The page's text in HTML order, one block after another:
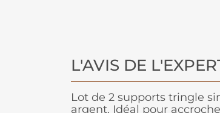
L'AVIS DE
Lot de 2 supports tringle
argent. Idéal pour